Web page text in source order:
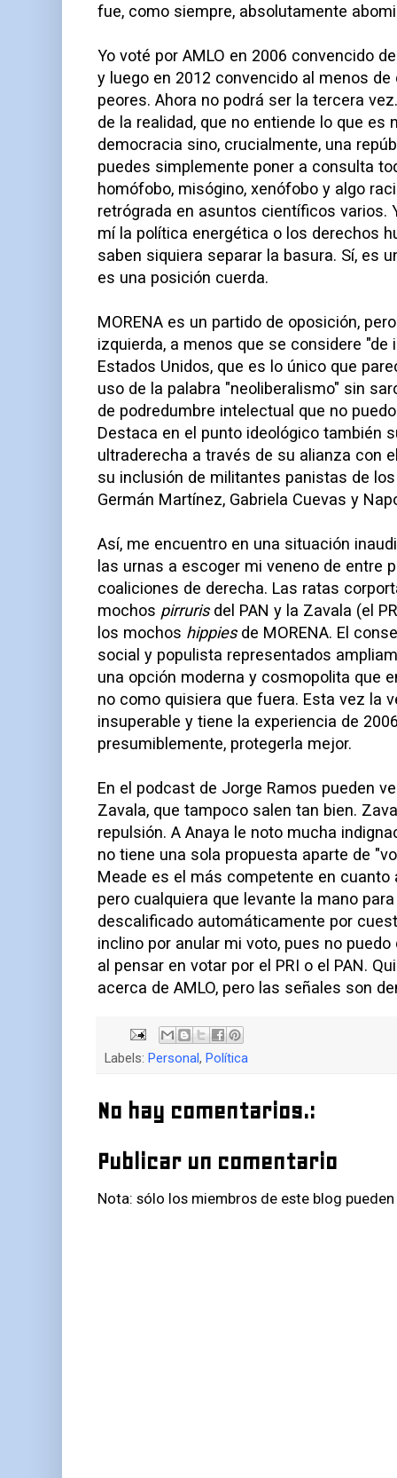
fue, como siempre, absolutamente
Yo voté por AMLO en 2006 convencido
y luego en 2012 convencido al menos
peores. Ahora no podrá ser la tercera
de la realidad, que no entiende lo que es
democracia sino, crucialmente, una
puedes simplemente poner a consulta
homófobo, misógino, xenófobo y algo
retrógrada en asuntos científicos varios.
mí la política energética o los derechos
saben siquiera separar la basura. Sí, es
es una posición cuerda.
MORENA es un partido de oposición,
izquierda, a menos que se considere "de
Estados Unidos, que es lo único que
uso de la palabra "neoliberalismo" sin
de podredumbre intelectual que no
Destaca en el punto ideológico también
ultraderecha a través de su alianza con
su inclusión de militantes panistas de
Germán Martínez, Gabriela Cuevas y
Así, me encuentro en una situación
las urnas a escoger mi veneno de entre
coaliciones de derecha. Las ratas
mochos pirrurisdel PAN y la Zavala (el
los mochos hippiesde MORENA. El
social y populista representados
una opción moderna y cosmopolita que
no como quisiera que fuera. Esta vez la
insuperable y tiene la experiencia de
presumiblemente, protegerla mejor.
En el podcast de Jorge Ramos pueden
Zavala, que tampoco salen tan bien.
repulsión. A Anaya le noto mucha
no tiene una sola propuesta aparte de
Meade es el más competente en cuanto
pero cualquiera que levante la mano
descalificado automáticamente por
inclino por anular mi voto, pues no
al pensar en votar por el PRI o el PAN.
acerca de AMLO, pero las señales son
Labels: Personal, Política
No hay comentarios.:
Publicar un comentario
Nota: sólo los miembros de este blog